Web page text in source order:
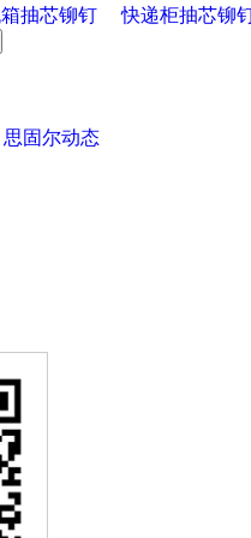
抽芯铆钉 快递柜抽芯铆
思固尔动态